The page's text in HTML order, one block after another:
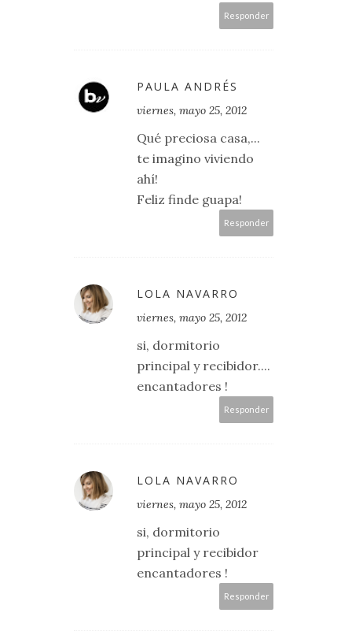
Responder
PAULA ANDRÉS
viernes, mayo 25, 2012
Qué preciosa casa,...
te imagino viviendo
ahí!
Feliz finde guapa!
Responder
LOLA NAVARRO
viernes, mayo 25, 2012
si, dormitorio
principal y recibidor....
encantadores !
Responder
LOLA NAVARRO
viernes, mayo 25, 2012
si, dormitorio
principal y recibidor
encantadores !
Responder